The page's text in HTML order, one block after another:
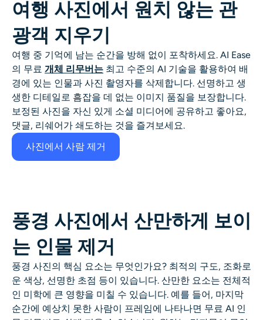
여행 사진에서 원치 않는 관
광객 지우기
여행 중 기억에 남는 순간을 방해 없이 포착하세요. AI Ease
의 무료 개체 리무버는 최고 수준의 AI 기술을 활용하여 배
경에 있는 인물과 사진 촬영자를 삭제합니다. 선명하고 생
생한 디테일로 흠잡을 데 없는 이미지 품질을 보장합니다.
보정된 사진을 자신 있게 소셜 미디어에 공유하고 좋아요,
댓글, 리쉐어가 쇄도하는 것을 즐겨보세요.
사진에서 사람 제거
풍경 사진에서 산만하게 보이
는 인물 제거
풍경 사진의 핵심 요소는 무엇인가요? 최적의 구도, 조화로
운 색상, 선명한 초점 등이 있습니다. 산만한 요소는 전체적
인 미학에 큰 영향을 미칠 수 있습니다. 예를 들어, 마지막
순간에 예상치 못한 사람이 프레임에 나타나면 무료 AI 인